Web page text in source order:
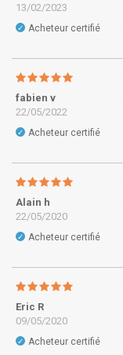
13/02/2023
✓ Acheteur certifié
fabien v
22/05/2022
✓ Acheteur certifié
Alain h
22/05/2020
✓ Acheteur certifié
Eric R
09/05/2020
✓ Acheteur certifié